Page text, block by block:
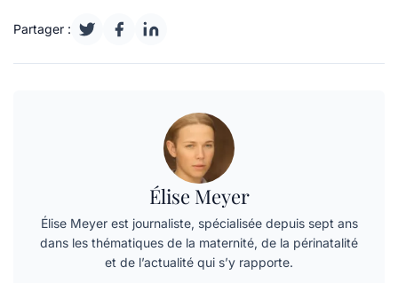
Partager :
Élise Meyer
Élise Meyer est journaliste, spécialisée depuis sept ans
dans les thématiques de la maternité, de la périnatalité
et de l’actualité qui s’y rapporte.